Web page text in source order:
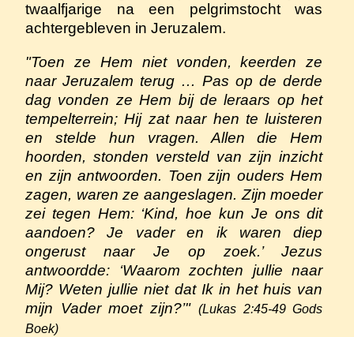
twaalfjarige na een pelgrimstocht was
achtergebleven in Jeruzalem.
"Toen ze Hem niet vonden, keerden ze
naar Jeruzalem terug … Pas op de derde
dag vonden ze Hem bij de leraars op het
tempelterrein; Hij zat naar hen te luisteren
en stelde hun vragen. Allen die Hem
hoorden, stonden versteld van zijn inzicht
en zijn antwoorden. Toen zijn ouders Hem
zagen, waren ze aangeslagen. Zijn moeder
zei tegen Hem: ‘Kind, hoe kun Je ons dit
aandoen? Je vader en ik waren diep
ongerust naar Je op zoek.’ Jezus
antwoordde: ‘Waarom zochten jullie naar
Mij? Weten jullie niet dat Ik in het huis van
mijn Vader moet zijn?’" (Lukas 2:45-49 Gods
Boek)